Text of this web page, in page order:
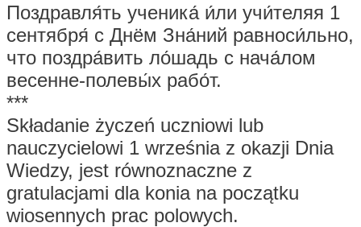
Поздравля́ть ученика́ и́ли учи́теляя 1
сентября́ с Днём Зна́ний равноси́льно,
что поздра́вить ло́шадь с нача́лом
весенне-полевы́х рабо́т.
***
Składanie życzeń uczniowi lub
nauczycielowi 1 września z okazji Dnia
Wiedzy, jest równoznaczne z
gratulacjami dla konia na początku
wiosennych prac polowych.